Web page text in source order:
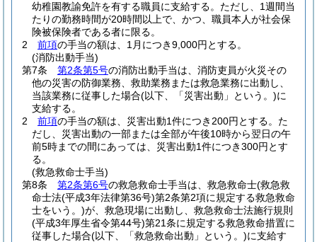
幼稚園教諭免許を有する職員に支給する。 ただし、1週間当
たりの勤務時間が20時間以上で、かつ、職員本人が社会保
険被保険者である者に限る。
2
前項の手当の額は、1月につき9,000円とする。
(消防出動手当)
第7条
第2条第5号の消防出動手当は、消防吏員が火災その
他の災害の防御業務、救助業務または救急業務に出動し、
当該業務に従事した場合(以下、「災害出動」という。)に
支給する。
2
前項の手当の額は、災害出動1件につき200円とする。 た
だし、災害出動の一部または全部が午後10時から翌日の午
前5時までの間にあっては、災害出動1件につき300円とす
る。
(救急救命士手当)
第8条
第2条第6号の救急救命士手当は、救急救命士(救急救
命士法(平成3年法律第36号)第2条第2項に規定する救急救命
士をいう。)が、救急現場に出動し、救急救命士法施行規則
(平成3年厚生省令第44号)第21条に規定する救急救命措置に
従事した場合(以下、「救急救命出動」という。)に支給す